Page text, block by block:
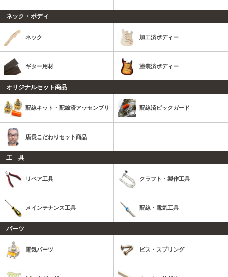
ネック・ボディ
ネック 加工済ボディー
ギター用材 塗装済ボディー
オリジナルセット商品
配線キット・配線済アッセンブリ 配線済ピックガード
店長こだわりセット商品
工 具
リペア工具 クラフト・製作工具
メインテナンス工具 配線・電気工具
パーツ
電気パーツ ビス・スプリング